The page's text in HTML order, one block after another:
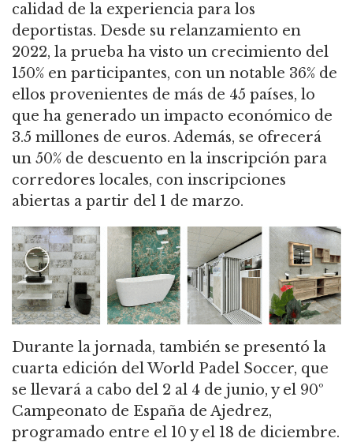
calidad de la experiencia para los
deportistas. Desde su relanzamiento en
2022, la prueba ha visto un crecimiento del
150% en participantes, con un notable 36% de
ellos provenientes de más de 45 países, lo
que ha generado un impacto económico de
3.5 millones de euros. Además, se ofrecerá
un 50% de descuento en la inscripción para
corredores locales, con inscripciones
abiertas a partir del 1 de marzo.
Durante la jornada, también se presentó la
cuarta edición del World Padel Soccer, que
se llevará a cabo del 2 al 4 de junio, y el 90º
Campeonato de España de Ajedrez,
programado entre el 10 y el 18 de diciembre.